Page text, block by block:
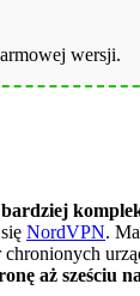
wersji.
NordVPN.
aż sześciu